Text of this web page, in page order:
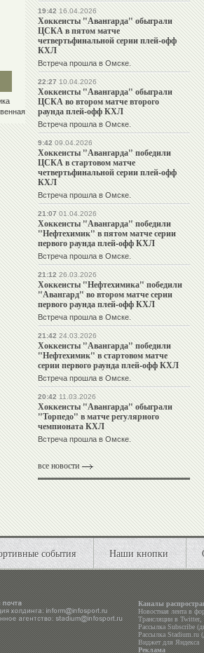
19:4216.04.2026
Хоккеисты "Авангарда" обыграли
ЦСКА в пятом матче
четвертьфинальной серии плей-офф
КХЛ
Встреча прошла в Омске.
22:2710.04.2026
Хоккеисты "Авангарда" обыграли
ЦСКА во втором матче второго
раунда плей-офф КХЛ
Встреча прошла в Омске.
9:4209.04.2026
Хоккеисты "Авангарда" победили
ЦСКА в стартовом матче
четвертьфинальной серии плей-офф
КХЛ
Встреча прошла в Омске.
21:0701.04.2026
Хоккеисты "Авангарда" победили
"Нефтехимик" в пятом матче серии
первого раунда плей-офф КХЛ
Встреча прошла в Омске.
21:1226.03.2026
Хоккеисты "Нефтехимика" победили
"Авангард" во втором матче серии
первого раунда плей-офф КХЛ
Встреча прошла в Омске.
21:4224.03.2026
Хоккеисты "Авангарда" победили
"Нефтехимик" в стартовом матче
серии первого раунда плей-офф КХЛ
Встреча прошла в Омске.
20:4211.03.2026
Хоккеисты "Авангарда" обыграли
"Торпедо" в матче регулярного
чемпионата КХЛ
Встреча прошла в Омске.
все новости
события Наши кнопки
Каналы
Новостная лента в
Трансляции вTwitter,
Рассылка Subscribe
Рассылка Stadium.ru
Виджет для Яндекса
Реклама